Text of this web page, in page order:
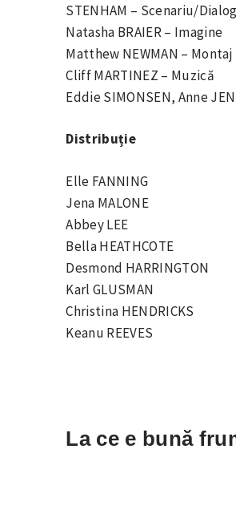
STENHAM – Scenariu/
Natasha BRAIER – Imagine
Matthew NEWMAN – Montaj
Cliff MARTINEZ – Muzică
Eddie SIMONSEN, Anne
Distribuție
Elle FANNING
Jena MALONE
Abbey LEE
Bella HEATHCOTE
Desmond HARRINGTON
Karl GLUSMAN
Christina HENDRICKS
Keanu REEVES
La ce e bună